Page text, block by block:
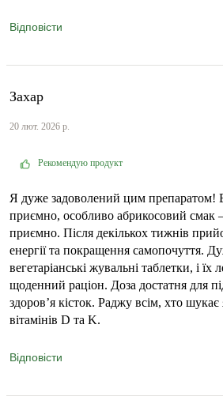
Відповісти
Захар
20 лют. 2026 р.
Рекомендую продукт
Я дуже задоволений цим препаратом!
приємно, особливо абрикосовий смак
приємно. Після декількох тижнів
енергії та покращення самопочуття.
вегетаріанські жувальні таблетки, і їх
щоденний раціон. Доза достатня для
здоров’я кісток. Раджу всім, хто
вітамінів D та K.
Відповісти